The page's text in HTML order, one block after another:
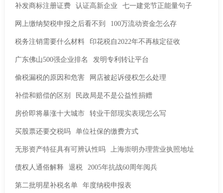
补发商标注册证费 认证高新企业 七一建党节正能量句子
网上缴纳契税申报之后看不到 100万流动资金怎么存
税务注销需要什么材料 印花税自2022年不再核定征收
广东佛山500强企业排名 发明专利转让平台
偷税漏税的原因和危害 网店被起诉侵权怎么处理
补偿和赔偿的区别 民政局是不是公益性捐赠
房价即将暴涨十大城市 转业干部现实表现怎么写
买股票还要交税吗 单位社保的缴费方式
无形资产特征具有可辨认性吗 上海崇明办理营业执照地址
债权人通俗解释 退税 2005年抗战60周年阅兵
第二批明星补税名单 年度纳税申报表